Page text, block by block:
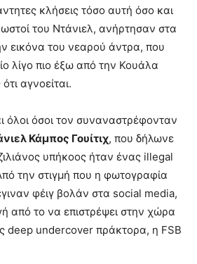
κλήσεις τόσο αυτή όσο και
του Ντάνιελ, ανήρτησαν στα
εικόνα του νεαρού άντρα, που
λίγο πιο έξω από την Κουάλα
αγνοείται.
όλοι όσοι τον συναναστρέφονταν
Κάμπος Γουίτιχ, που δήλωνε
υπήκοος ήταν ένας illegal
την στιγμή που η φωτογραφία
φέιγ βολάν στα social media,
από το να επιστρέψει στην χώρα
deep undercover πράκτορα, η FSB